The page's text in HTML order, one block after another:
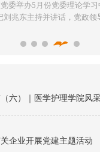
委举办5月份党委理论学
兆东主持并讲话，党政领
六）｜医学护理学院风
企业开展党建主题活动